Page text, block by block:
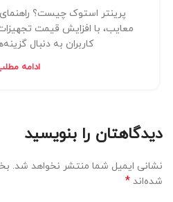
پرینتر استوک چیست؟
معایب، با افزایش قیمت
کاربران به دنبال
ادامه
دیدگاهتان را بنویسید
نشانی ایمیل شما منتشر نخواهد شد.
شده‌اند *